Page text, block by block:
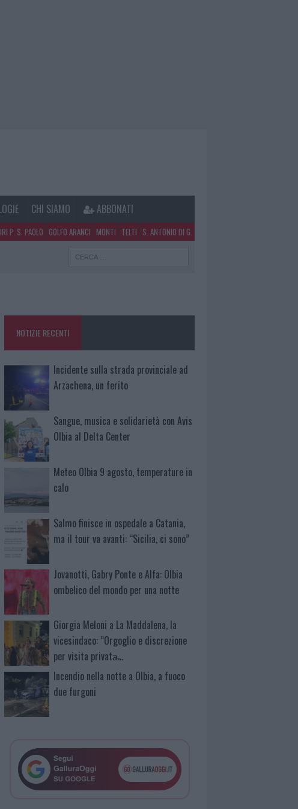
CHI SIAMO ABBONATI
P. S. PAOLO GOLFO ARANCI MONTI TELTI S. ANTONIO DI G.
NOTIZIE RECENTI
Incidente sulla strada provinciale ad
Arzachena, un ferito
Sangue, musica e solidarietà con Avis
Olbia al Delta Center
Meteo Olbia 9 agosto, temperature in
calo
Salmo finisce in ospedale a Catania,
ma il tour va avanti: “Sicilia, ci sono”
Jovanotti, Gabry Ponte e Alfa: Olbia
ombelico del mondo per una notte
Giorgia Meloni a La Maddalena, la
vicesindaco: “Orgoglio e discrezione
per visita privata̶…
Incendio nella notte a Olbia, a fuoco
due furgoni